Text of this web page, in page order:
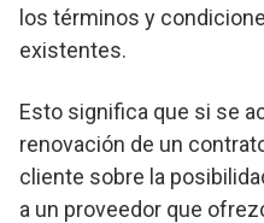
los términos y
existentes.
Esto significa que si se
renovación de un
cliente sobre la
a un proveedor que